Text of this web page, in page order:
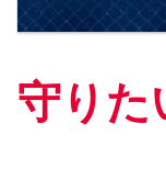
守りた